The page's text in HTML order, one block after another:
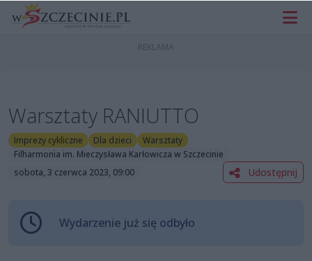
Warsztaty RANIUTTO
Imprezy cykliczne Dla dzieci
Warsztaty
Filharmonia im. Mieczysława Karłowicza w Szczecinie
sobota, 3 czerwca 2023, 09:00
Udostępnij
Wydarzenie już się odbyło